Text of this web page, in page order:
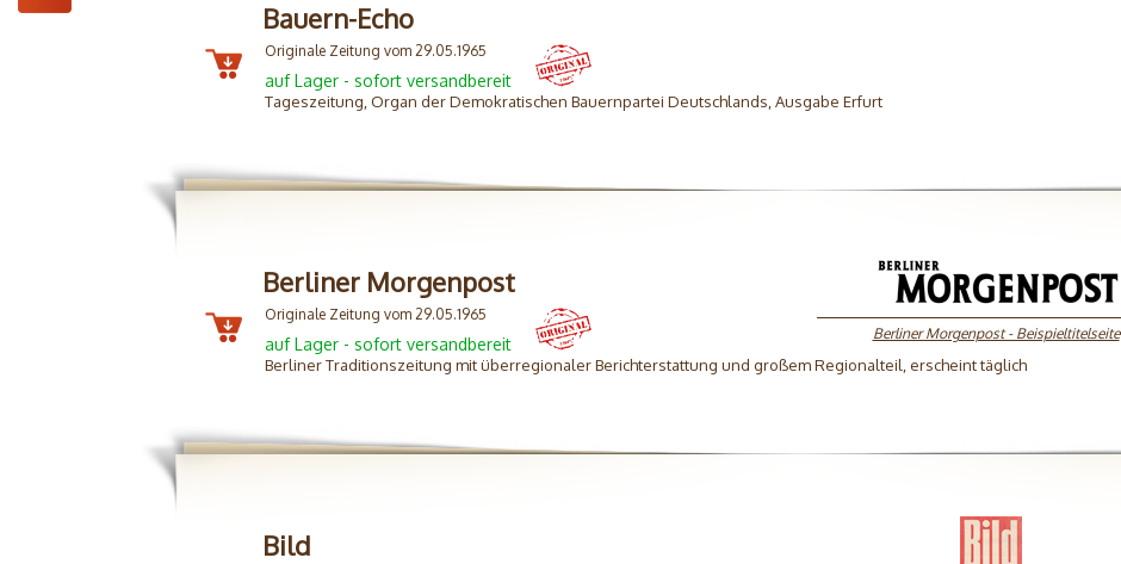
Bauern-Echo
Originale Zeitung vom 29.05.1965
auf Lager - sofort versandbereit
Tageszeitung, Organ der Demokratischen Bauernpartei Deutschlands, Ausgabe Erfurt
Berliner Morgenpost
Berliner Morgenpost - Beispieltitelseite
Originale Zeitung vom 29.05.1965
auf Lager - sofort versandbereit
Berliner Traditionszeitung mit überregionaler Berichterstattung und großem Regionalteil, erscheint täglich
Bild